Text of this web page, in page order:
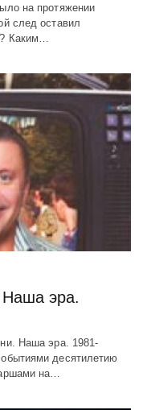
на протяжении
след оставил
Каким…
эра.
Наша эра. 1981-
десятилетию
на…